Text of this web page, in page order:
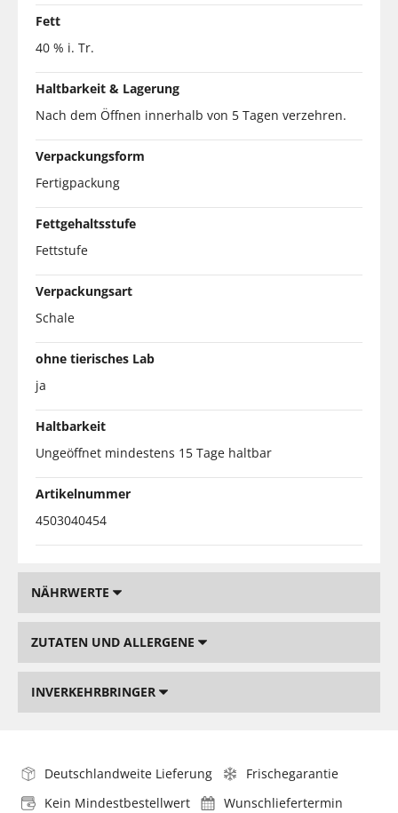
Fett
40 % i. Tr.
Haltbarkeit & Lagerung
Nach dem Öffnen innerhalb von 5 Tagen verzehren.
Verpackungsform
Fertigpackung
Fettgehaltsstufe
Fettstufe
Verpackungsart
Schale
ohne tierisches Lab
ja
Haltbarkeit
Ungeöffnet mindestens 15 Tage haltbar
Artikelnummer
4503040454
NÄHRWERTE
ZUTATEN UND ALLERGENE
INVERKEHRBRINGER
Deutschlandweite Lieferung
Frischegarantie
Kein Mindestbestellwert
Wunschliefertermin